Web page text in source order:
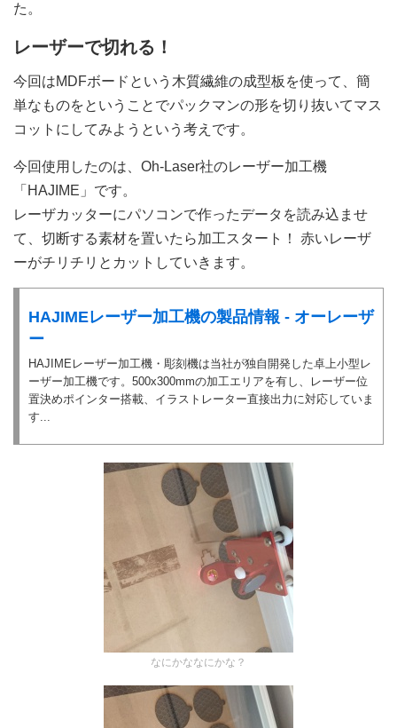
た。
レーザーで切れる！
今回はMDFボードという木質繊維の成型板を使って、簡
単なものをということでパックマンの形を切り抜いてマス
コットにしてみようという考えです。
今回使用したのは、Oh-Laser社のレーザー加工機
「HAJIME」です。
レーザカッターにパソコンで作ったデータを読み込ませ
て、切断する素材を置いたら加工スタート！ 赤いレーザ
ーがチリチリとカットしていきます。
HAJIMEレーザー加工機の製品情報 - オーレーザ
ー
HAJIMEレーザー加工機・彫刻機は当社が独自開発した卓上小型レ
ーザー加工機です。500x300mmの加工エリアを有し、レーザー位
置決めポインター搭載、イラストレーター直接出力に対応していま
す...
なにかななにかな？